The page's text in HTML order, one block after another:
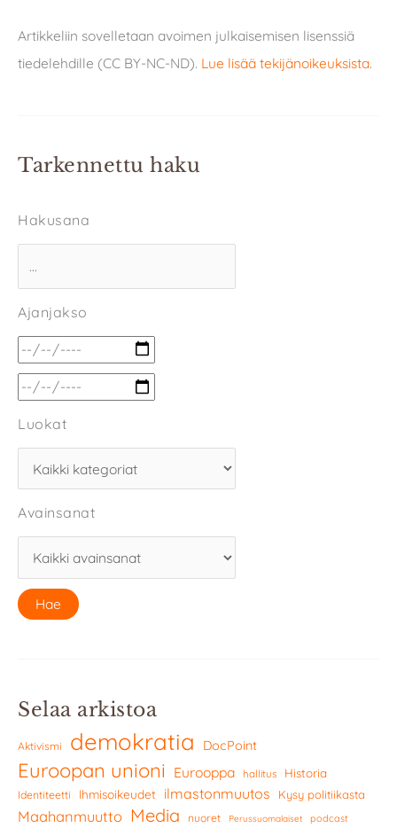
Artikkeliin sovelletaan avoimen julkaisemisen lisenssiä
tiedelehdille (CC BY-NC-ND). Lue lisää tekijänoikeuksista.
Tarkennettu haku
Hakusana
Ajanjakso
Luokat
Avainsanat
Selaa arkistoa
Aktivismi demokratia DocPoint
Euroopan unioni Eurooppa hallitus Historia
Identiteetti Ihmisoikeudet ilmastonmuutos Kysy politiikasta
Maahanmuutto Media nuoret Perussuomalaiset podcast